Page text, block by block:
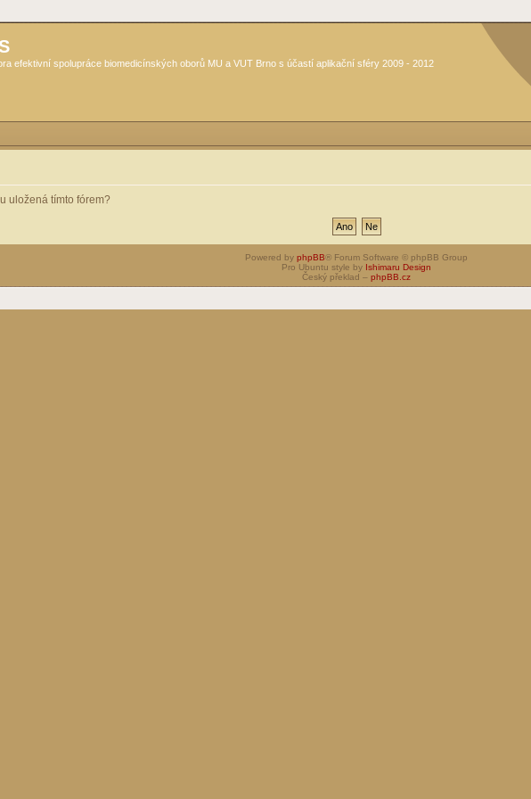
efektivní spolupráce biomedicínských oborů MU a VUT Brno s účastí aplikační sféry 2009 - 2012
uložená tímto fórem?
Powered by phpBB® Forum Software © phpBB Group
Pro Ubuntu style by Ishimaru Design
Český překlad – phpBB.cz